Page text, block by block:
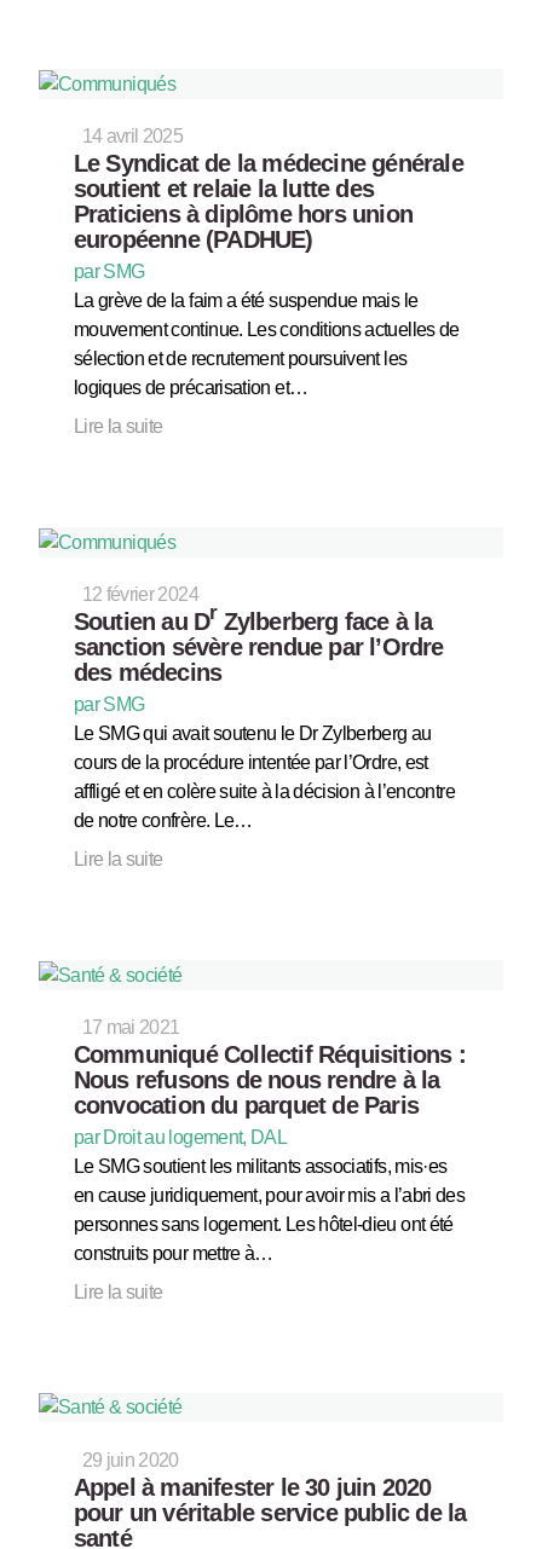
14 avril 2025
Le Syndicat de la médecine générale
soutient et relaie la lutte des
Praticiens à diplôme hors union
européenne (PADHUE)
par SMG
La grève de la faim a été suspendue mais le
mouvement continue. Les conditions actuelles de
sélection et de recrutement poursuivent les
logiques de précarisation et…
Lire la suite
12 février 2024
Soutien au Dr Zylberberg face à la
sanction sévère rendue par l’Ordre
des médecins
par SMG
Le SMG qui avait soutenu le Dr Zylberberg au
cours de la procédure intentée par l’Ordre, est
affligé et en colère suite à la décision à l’encontre
de notre confrère. Le…
Lire la suite
17 mai 2021
Communiqué Collectif Réquisitions :
Nous refusons de nous rendre à la
convocation du parquet de Paris
par Droit au logement, DAL
Le SMG soutient les militants associatifs, mis·es
en cause juridiquement, pour avoir mis a l’abri des
personnes sans logement. Les hôtel-dieu ont été
construits pour mettre à…
Lire la suite
29 juin 2020
Appel à manifester le 30 juin 2020
pour un véritable service public de la
santé